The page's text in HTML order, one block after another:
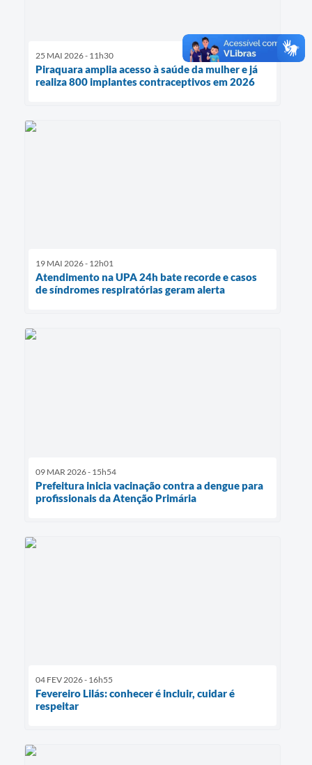
25 MAI 2026 - 11h30
Piraquara amplia acesso à saúde da mulher e já
realiza 800 implantes contraceptivos em 2026
19 MAI 2026 - 12h01
Atendimento na UPA 24h bate recorde e casos
de síndromes respiratórias geram alerta
09 MAR 2026 - 15h54
Prefeitura inicia vacinação contra a dengue para
profissionais da Atenção Primária
04 FEV 2026 - 16h55
Fevereiro Lilás: conhecer é incluir, cuidar é
respeitar